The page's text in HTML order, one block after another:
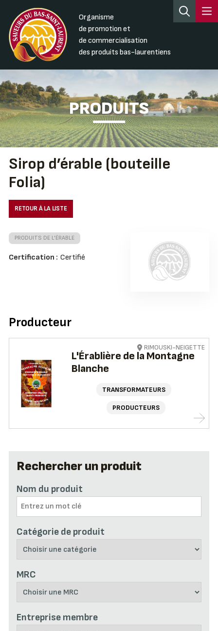
Organisme
de promotion et
de commercialisation
des produits bas-laurentiens
PRODUITS
Rechercher un produit
Nom du produit
Catégorie de produit
MRC
Entreprise membre
Sirop d’érable (bouteille
Folia)
RETOUR À LA LISTE
PRODUITS DE L'ÉRABLE
Certification : Certifié
Producteur
L'Érablière de la Montagne
Blanche
TRANSFORMATEURS
PRODUCTEURS
RIMOUSKI-NEIGETTE